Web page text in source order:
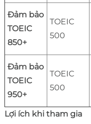
Đảm bảo
TOEIC
850+
TOEIC
500
Đảm bảo
TOEIC
950+
TOEIC
500
Lợi ích khi tham gia